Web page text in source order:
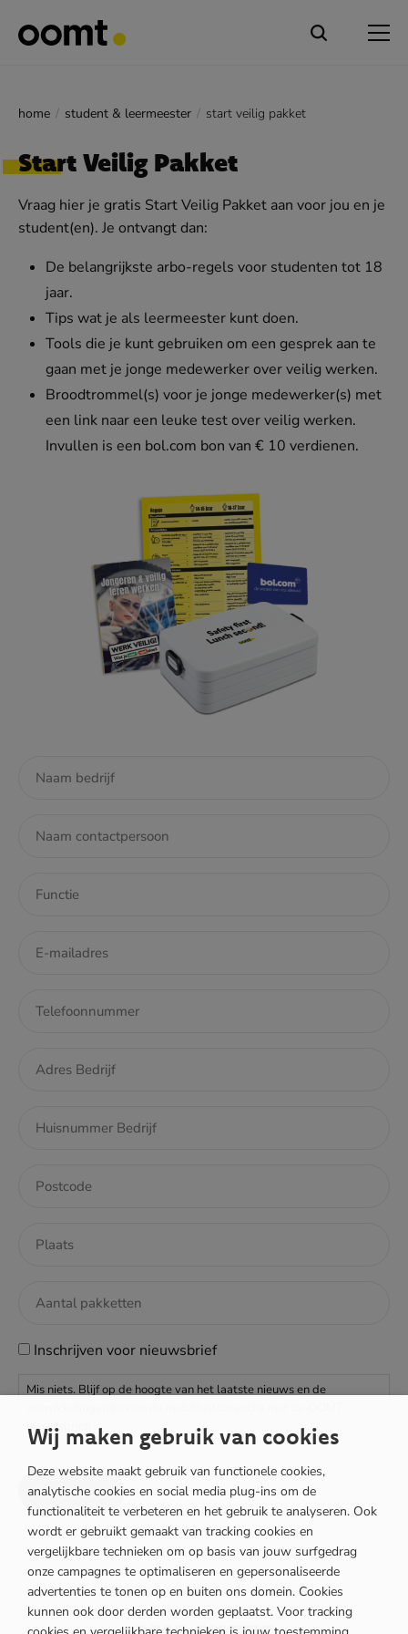
home student & leermeester start veilig pakket
Start Veilig Pakket
Vraag hier je gratis Start Veilig Pakket aan voor jou en je
student(en). Je ontvangt dan:
De belangrijkste arbo-regels voor studenten tot 18
jaar.
Tips wat je als leermeester kunt doen.
Tools die je kunt gebruiken om een gesprek aan te
gaan met je jonge medewerker over veilig werken.
Broodtrommel(s) voor je jonge medewerker(s) met
een link naar een leuke test over veilig werken.
Invullen is een bol.com bon van € 10 verdienen.
Inschrijven
nieuwsbrief
Inschrijven voor nieuwsbrief
Mis niets. Blijf op de hoogte van het laatste nieuws en de
nieuwsbrief!
Versturen
Wij maken gebruik van cookies
Deze website maakt gebruik van functionele cookies,
analytische cookies en social media plug-ins om de
functionaliteit te verbeteren en het gebruik te analyseren. Ook
wordt er gebruikt gemaakt van tracking cookies en
vergelijkbare technieken om op basis van jouw surfgedrag
onze campagnes te optimaliseren en gepersonaliseerde
advertenties te tonen op en buiten ons domein. Cookies
kunnen ook door derden worden geplaatst. Voor tracking